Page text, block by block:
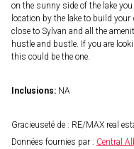
on the sunny side of the lake
location by the lake to build your
close to Sylvan and all the
hustle and bustle. If you are
this could be the one.
Inclusions: NA
Gracieuseté de : RE/MAX real
Données fournies par : Central